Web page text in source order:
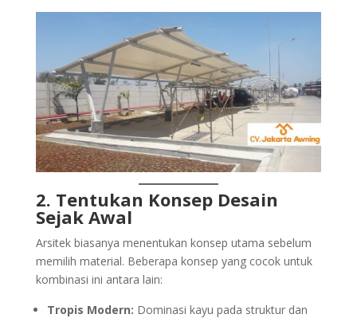
2. Tentukan Konsep Desain
Sejak Awal
Arsitek biasanya menentukan konsep utama sebelum
memilih material. Beberapa konsep yang cocok untuk
kombinasi ini antara lain:
Tropis Modern: Dominasi kayu pada struktur dan